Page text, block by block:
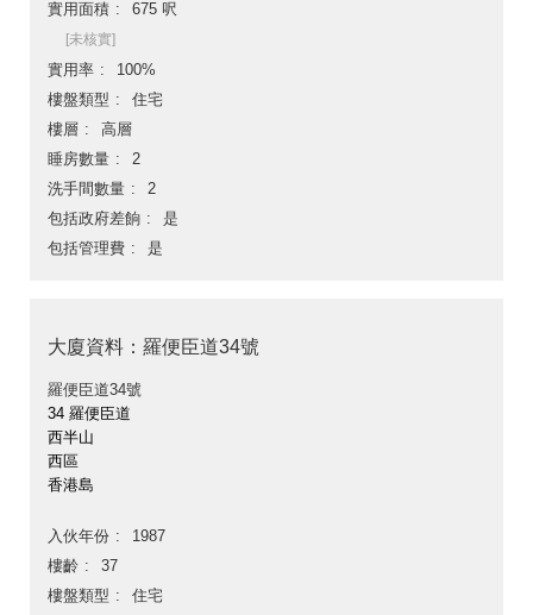
實用面積
675 呎
[未核實]
實用率
100%
樓盤類型
住宅
樓層
高層
睡房數量
2
洗手間數量
2
包括政府差餉
是
包括管理費
是
大廈資料：羅便臣道34號
羅便臣道34號
34 羅便臣道
西半山
西區
香港島
入伙年份
1987
樓齡
37
樓盤類型
住宅